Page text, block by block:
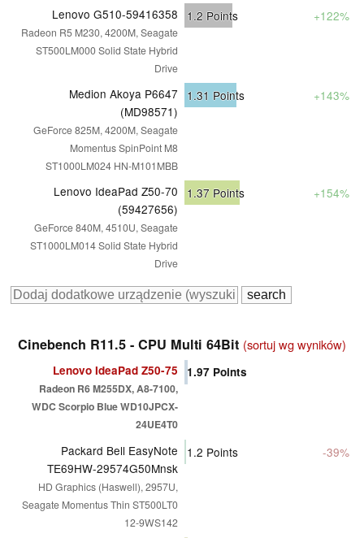
Lenovo G510-59416358
Radeon R5 M230, 4200M, Seagate
ST500LM000 Solid State Hybrid
Drive
1.2 Points +122%
Medion Akoya P6647
(MD98571)
GeForce 825M, 4200M, Seagate
Momentus SpinPoint M8
ST1000LM024 HN-M101MBB
1.31 Points +143%
Lenovo IdeaPad Z50-70
(59427656)
GeForce 840M, 4510U, Seagate
ST1000LM014 Solid State Hybrid
Drive
1.37 Points +154%
Cinebench R11.5 - CPU Multi 64Bit (sortuj wg wyników)
Lenovo IdeaPad Z50-75
Radeon R6 M255DX, A8-7100,
WDC Scorpio Blue WD10JPCX-
24UE4T0
1.97 Points
Packard Bell EasyNote
TE69HW-29574G50Mnsk
HD Graphics (Haswell), 2957U,
Seagate Momentus Thin ST500LT0
12-9WS142
1.2 Points -39%